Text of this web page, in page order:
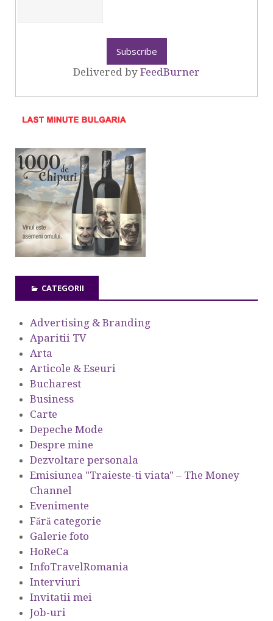
Delivered by FeedBurner
CATEGORII
Advertising & Branding
Aparitii TV
Arta
Articole & Eseuri
Bucharest
Business
Carte
Depeche Mode
Despre mine
Dezvoltare personala
Emisiunea "Traieste-ti viata" – The Money
Channel
Evenimente
Fără categorie
Galerie foto
HoReCa
InfoTravelRomania
Interviuri
Invitatii mei
Job-uri